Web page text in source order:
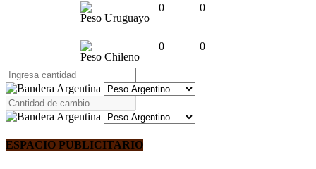
Peso Uruguayo
0 0
Peso Chileno
0 0
ESPACIO PUBLICITARIO